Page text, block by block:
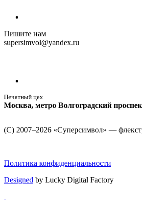
Пишите нам
supersimvol@yandex.ru
Печатный цех
Москва, метро Волгоградский
(С) 2007–2026 «Суперсимвол» —
Политика конфиденциальности
Designed by Lucky Digital Factory